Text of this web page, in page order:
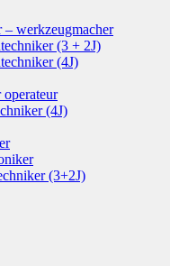
– werkzeugmacher
(3 + 2J)
(4J)
(4J)
(3+2J)